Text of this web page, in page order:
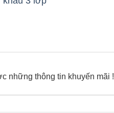
những thông tin khuyến mãi !